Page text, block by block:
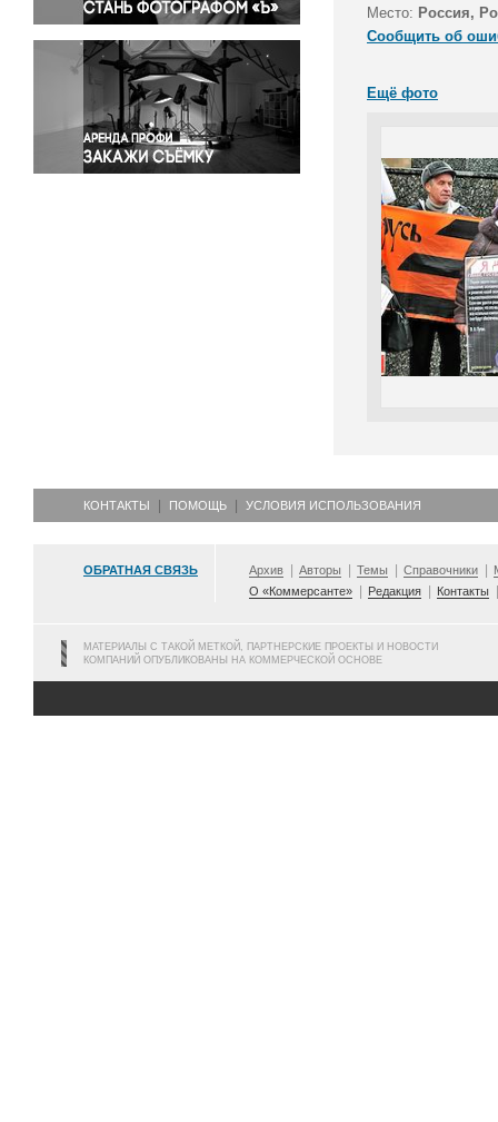
Религия
Светская жизнь
Спорт
Экология
Экономика и бизнес
Место: Россия,
Сообщить об
Ещё фото
КОНТАКТЫ ПОМОЩЬ УСЛОВИЯ ИСПОЛЬЗОВАНИЯ
ОБРАТНАЯ СВЯЗЬ Архив Авторы Темы Справочники
О «Коммерсанте»
Редакция Контакты
МАТЕРИАЛЫ С ТАКОЙ МЕТКОЙ, ПАРТНЕРСКИЕ ПРОЕКТЫ И НОВОСТИ
КОМПАНИЙ ОПУБЛИКОВАНЫ НА КОММЕРЧЕСКОЙ ОСНОВЕ